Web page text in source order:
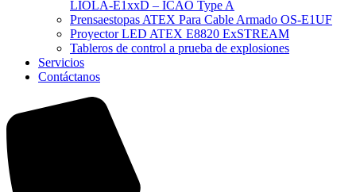
LIOLA-E1xxD – ICAO Type A
Prensaestopas ATEX Para Cable Armado OS-E1UF
Proyector LED ATEX E8820 ExSTREAM
Tableros de control a prueba de explosiones
Servicios
Contáctanos